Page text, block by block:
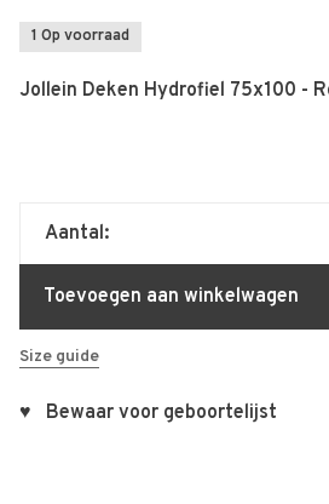
1 Op voorraad
Jollein Deken Hydrofiel 75x100 -
Aantal:
Toevoegen aan winkelwagen
Size guide
♥ Bewaar voor geboortelijst